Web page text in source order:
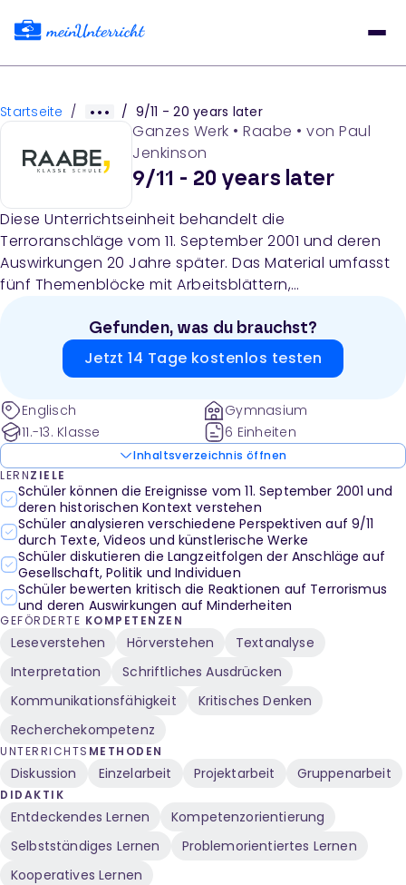
Startseite / / 9/11 - 20 years later
Ganzes Werk • Raabe • von Paul
Jenkinson
9/11 - 20 years later
Diese Unterrichtseinheit behandelt die
Terroranschläge vom 11. September 2001 und deren
Auswirkungen 20 Jahre später. Das Material umfasst
fünf Themenblöcke mit Arbeitsblättern,
Diskussionsaufgaben zu den Reaktionen auf 9/11, den
Langzeitfolgen, der Vermittlung von Wissen über
Terrorismus und künstlerischen Reaktionen auf die
Gefunden, was du brauchst?
Jetzt 14 Tage kostenlos testen
Englisch
11.-13. Klasse
Gymnasium
6 Einheiten
Inhaltsverzeichnis öffnen
LERNZIELE
Schüler können die Ereignisse vom 11. September 2001 und
deren historischen Kontext verstehen
Schüler analysieren verschiedene Perspektiven auf 9/11
durch Texte, Videos und künstlerische Werke
Schüler diskutieren die Langzeitfolgen der Anschläge auf
Gesellschaft, Politik und Individuen
Schüler bewerten kritisch die Reaktionen auf Terrorismus
und deren Auswirkungen auf Minderheiten
GEFÖRDERTE KOMPETENZEN
Leseverstehen Hörverstehen
Textanalyse
Interpretation
Schriftliches Ausdrücken
Kommunikationsfähigkeit
Kritisches Denken
Recherchekompetenz
UNTERRICHTS METHODEN
Diskussion Einzelarbeit Projektarbeit Gruppenarbeit
DIDAKTIK
Entdeckendes Lernen
Kompetenzorientierung
Selbstständiges Lernen
Problemorientiertes Lernen
Kooperatives Lernen